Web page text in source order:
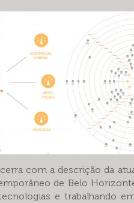
com a descrição da
de Belo
e trabalhando